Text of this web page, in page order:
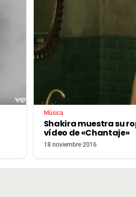
Música
Shakira muestra su
vídeo de «Chantaje»
18 noviembre 2016